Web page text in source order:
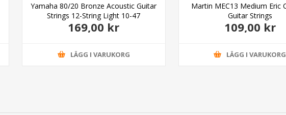
Yamaha 80/20 Bronze Acoustic Guitar
Strings 12-String Light 10-47
169,00 kr
LÄGG I VARUKORG
Martin MEC13 Medium Eric
Guitar Strings
109,00 kr
LÄGG I VARUKORG